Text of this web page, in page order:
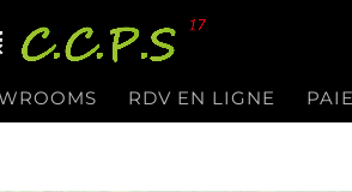
RDV EN LIGNE